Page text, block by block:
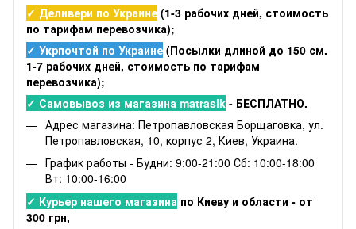
✓ Деливери по Украине (1-3 рабочих дней, стоимость
по тарифам перевозчика);
✓ Укрпочтой по Украине (Посылки длиной до 150 см.
1-7 рабочих дней, стоимость по тарифам
перевозчика);
✓ Самовывоз из магазина matrasik - БЕСПЛАТНО.
Адрес магазина: Петропавловская Борщаговка, ул.
Петропавловская, 10, корпус 2, Киев, Украина.
График работы - Будни: 9:00-21:00 Сб: 10:00-18:00
Вт: 10:00-16:00
✓ Курьер нашего магазина по Киеву и области - от
300 грн,